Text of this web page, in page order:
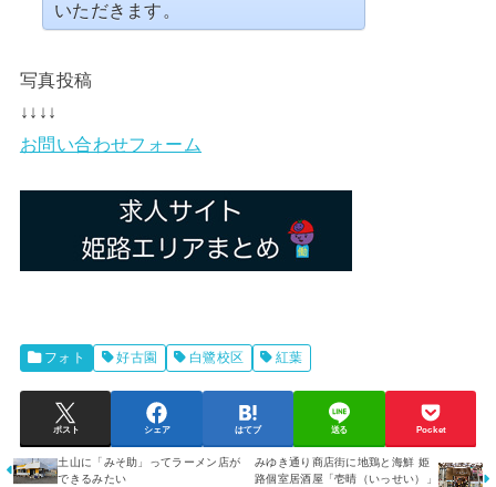
いただきます。
写真投稿
↓↓↓↓
お問い合わせフォーム
フォト 好古園 白鷺校区 紅葉
ポスト シェア はてブ 送る Pocket
土山に「みそ助」ってラーメン店が
できるみたい
みゆき通り商店街に地鶏と海鮮 姫
路個室居酒屋「壱晴（いっせい）」